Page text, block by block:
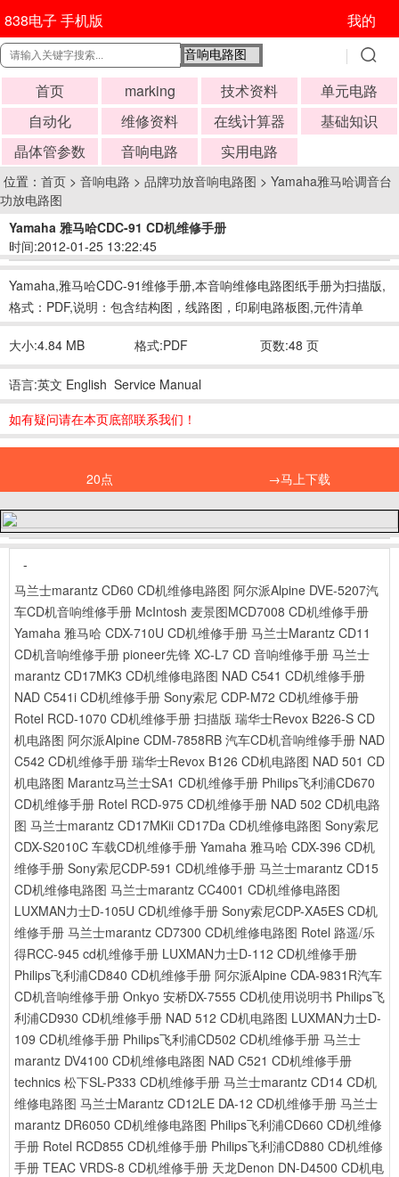
838电子 手机版 我的
首页 marking 技术资料
单元电路
自动化
维修资料 在线计算器
基础知识
晶体管参数
音响电路 实用电路
位置： 首页 > 音响电路 > 品牌功放音响电路图 > Yamaha雅马哈调音台
功放电路图
Yamaha 雅马哈CDC-91 CD机维修手册
时间:2012-01-25 13:22:45
Yamaha,雅马哈CDC-91维修手册,本音响维修电路图纸手册为扫描版,
格式：PDF,说明：包含结构图，线路图，印刷电路板图,元件清单
大小:4.84 MB 格式:PDF 页数:48 页
语言:英文 English Service Manual
如有疑问请在本页底部联系我们！
20点 →马上下载
-
马兰士marantz CD60 CD机维修电路图 阿尔派Alpine DVE-5207汽
车CD机音响维修手册 McIntosh 麦景图MCD7008 CD机维修手册
Yamaha 雅马哈 CDX-710U CD机维修手册 马兰士Marantz CD11
CD机音响维修手册 pioneer先锋 XC-L7 CD 音响维修手册 马兰士
marantz CD17MK3 CD机维修电路图 NAD C541 CD机维修手册
NAD C541i CD机维修手册 Sony索尼 CDP-M72 CD机维修手册
Rotel RCD-1070 CD机维修手册 扫描版 瑞华士Revox B226-S CD
机电路图 阿尔派Alpine CDM-7858RB 汽车CD机音响维修手册 NAD
C542 CD机维修手册 瑞华士Revox B126 CD机电路图 NAD 501 CD
机电路图 Marantz马兰士SA1 CD机维修手册 Philips飞利浦CD670
CD机维修手册 Rotel RCD-975 CD机维修手册 NAD 502 CD机电路
图 马兰士marantz CD17MKii CD17Da CD机维修电路图 Sony索尼
CDX-S2010C 车载CD机维修手册 Yamaha 雅马哈 CDX-396 CD机
维修手册 Sony索尼CDP-591 CD机维修手册 马兰士marantz CD15
CD机维修电路图 马兰士marantz CC4001 CD机维修电路图
LUXMAN力士D-105U CD机维修手册 Sony索尼CDP-XA5ES CD机
维修手册 马兰士marantz CD7300 CD机维修电路图 Rotel 路遥/乐
得RCC-945 cd机维修手册 LUXMAN力士D-112 CD机维修手册
Philips飞利浦CD840 CD机维修手册 阿尔派Alpine CDA-9831R汽车
CD机音响维修手册 Onkyo 安桥DX-7555 CD机使用说明书 Philips飞
利浦CD930 CD机维修手册 NAD 512 CD机电路图 LUXMAN力士D-
109 CD机维修手册 Philips飞利浦CD502 CD机维修手册 马兰士
marantz DV4100 CD机维修电路图 NAD C521 CD机维修手册
technics 松下SL-P333 CD机维修手册 马兰士marantz CD14 CD机
维修电路图 马兰士Marantz CD12LE DA-12 CD机维修手册 马兰士
marantz DR6050 CD机维修电路图 Philips飞利浦CD660 CD机维修
手册 Rotel RCD855 CD机维修手册 Philips飞利浦CD880 CD机维修
手册 TEAC VRDS-8 CD机维修手册 天龙Denon DN-D4500 CD机电